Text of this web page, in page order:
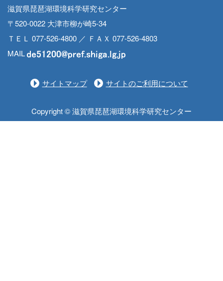
滋賀県琵琶湖環境科学研究センター
〒520-0022 大津市柳が崎5-34
ＴＥＬ 077-526-4800 ／ ＦＡＸ 077-526-4803
MAIL
サイトマップ サイトのご利用について
Copyright © 滋賀県琵琶湖環境科学研究センター